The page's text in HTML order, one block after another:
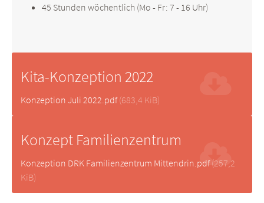
45 Stunden wöchentlich (Mo - Fr: 7 - 16 Uhr)
Kita-Konzeption 2022
Konzeption Juli 2022.pdf(683,4 KiB)
Konzept Familienzentrum
Konzeption DRK Familienzentrum Mittendrin.pdf(257,2
KiB)